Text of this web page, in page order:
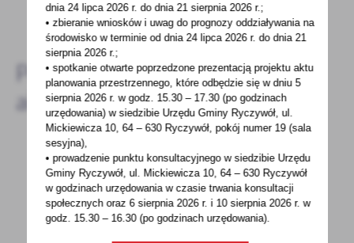
DODAJ KOMENTARZ
Pozostałe
aktualności
12 - 07 - 2021
Obwieszczenie o wydaniu decyzji
dnia 24 lipca 2026 r. do dnia 21 sierpnia 2026 r.;
• zbieranie wniosków i uwag do prognozy oddziaływania na
środowisko w terminie od dnia 24 lipca 2026 r. do dnia 21
sierpnia 2026 r.;
• spotkanie otwarte poprzedzone prezentacją projektu aktu
planowania przestrzennego, które odbędzie się w dniu 5
sierpnia 2026 r.w godz. 15.30 – 17.30 (po godzinach
urzędowania) w siedzibie Urzędu Gminy Ryczywół, ul.
Mickiewicza 10, 64 – 630 Ryczywół, pokójnumer 19 (sala
sesyjna),
• prowadzenie punktu konsultacyjnego w siedzibie Urzędu
Gminy Ryczywół, ul. Mickiewicza 10, 64 – 630 Ryczywół
w godzinachurzędowania w czasie trwania konsultacji
społecznych oraz 6 sierpnia 2026 r. i 10 sierpnia 2026 r. w
godz. 15.30 – 16.30 (po godzinachurzędowania).